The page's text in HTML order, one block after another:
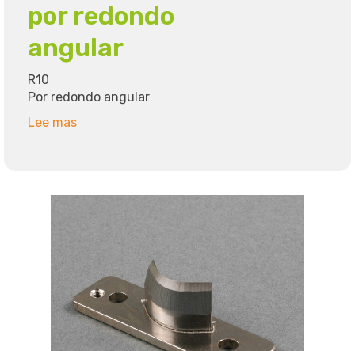
por redondo
angular
R10
Por redondo angular
Lee mas